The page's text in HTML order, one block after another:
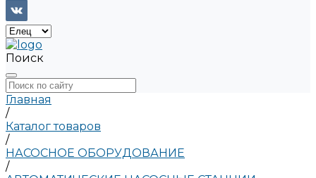
Поиск
Главная
/
Каталог товаров
/
НАСОСНОЕ ОБОРУДОВАНИЕ
/